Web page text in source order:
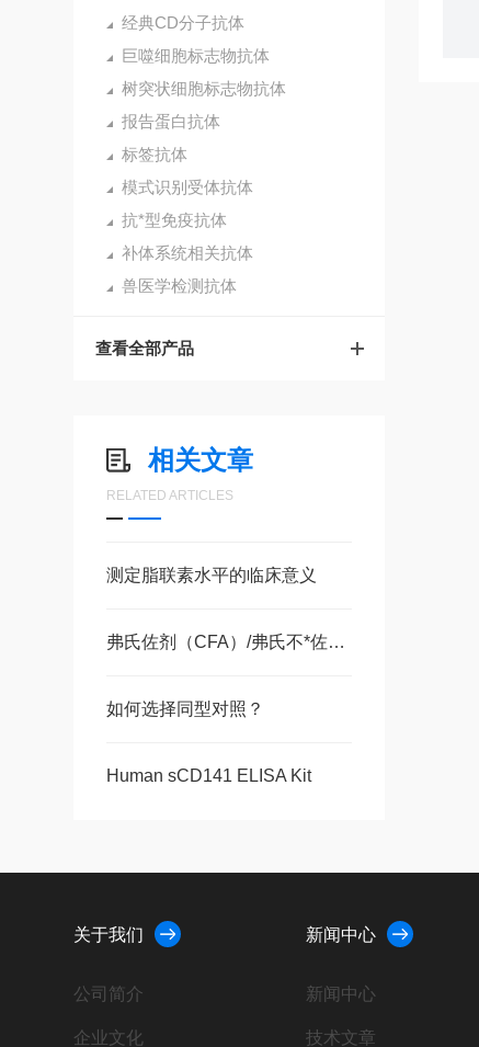
经典CD分子抗体
巨噬细胞标志物抗体
树突状细胞标志物抗体
报告蛋白抗体
标签抗体
模式识别受体抗体
抗*型免疫抗体
补体系统相关抗体
兽医学检测抗体
查看全部产品
相关文章
RELATED ARTICLES
测定脂联素水平的临床意义
弗氏佐剂（CFA）/弗氏不*佐剂（IFA）,大量现货
如何选择同型对照？
Human sCD141 ELISA Kit
关于我们
公司简介
企业文化
新闻中心
新闻中心
技术文章